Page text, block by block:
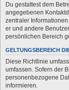
Du gestattest dem
angegebenen
zentraler
er und andere
persönlichen Bereich
GELTUNGSBEREICH
Diese Richtlinie
umfassen. Sofern der
personenbezogene
informieren.